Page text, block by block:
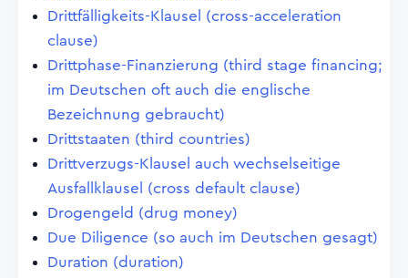
Drittfälligkeits-Klausel (cross-acceleration
clause)
Drittphase-Finanzierung (third stage financing;
im Deutschen oft auch die englische
Bezeichnung gebraucht)
Drittstaaten (third countries)
Drittverzugs-Klausel auch wechselseitige
Ausfallklausel (cross default clause)
Drogengeld (drug money)
Due Diligence (so auch im Deutschen gesagt)
Duration (duration)